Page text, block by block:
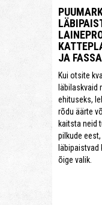
JA
Kui otsite
läbilaskvaid
ehituseks,
rõdu äärte
kaitsta neid
pilkude
õige valik.